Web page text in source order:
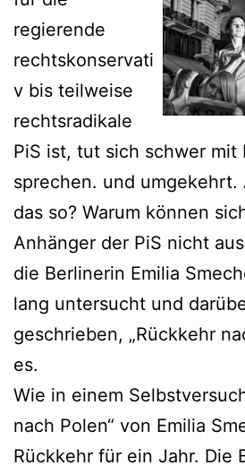
regierende
rechtskonservati
v bis teilweise
rechtsradikale
PiS ist, tut sich schwer mit
sprechen. und umgekehrt.
das so? Warum können
Anhänger der PiS nicht
die Berlinerin Emilia
lang untersucht und
geschrieben, „Rückkehr
es.
Wie in einem
nach Polen“ von Emilia
Rückkehr für ein Jahr. Die